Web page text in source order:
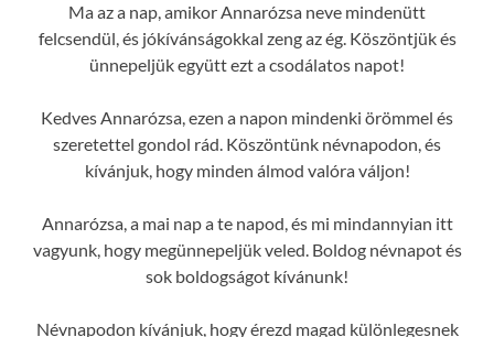
Ma az a nap, amikor Annarózsa neve mindenütt
felcsendül, és jókívánságokkal zeng az ég. Köszöntjük és
ünnepeljük együtt ezt a csodálatos napot!
Kedves Annarózsa, ezen a napon mindenki örömmel és
szeretettel gondol rád. Köszöntünk névnapodon, és
kívánjuk, hogy minden álmod valóra váljon!
Annarózsa, a mai nap a te napod, és mi mindannyian itt
vagyunk, hogy megünnepeljük veled. Boldog névnapot és
sok boldogságot kívánunk!
Névnapodon kívánjuk, hogy érezd magad különlegesnek